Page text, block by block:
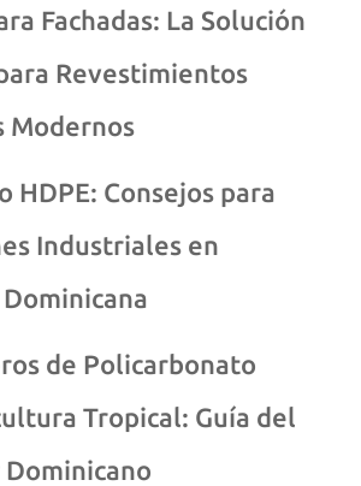
Fachadas: La Solución
Revestimientos
Modernos
HDPE: Consejos para
Industriales en
de Policarbonato
Tropical: Guía del